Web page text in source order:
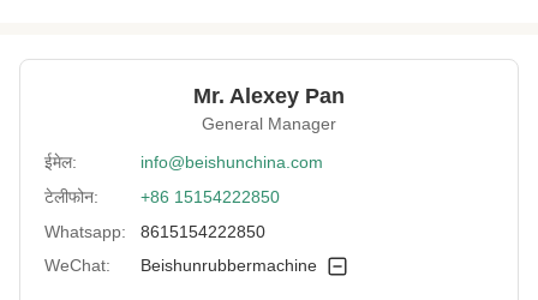
Material: इस्पात
Voltage: 380 वी
Name: रबर वल्केनाइजिंग प्रेस मशीन
Mr. Alexey Pan
General Manager
ईमेल:
info@beishunchina.com
टेलीफोन:
+86 15154222850
Whatsapp:
8615154222850
WeChat:
Beishunrubbermachine